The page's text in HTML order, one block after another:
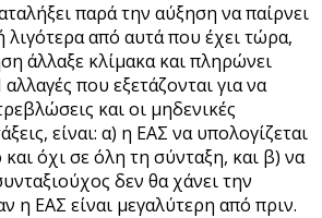
παρά την αύξηση να παίρνει
από αυτά που έχει τώρα,
άλλαξε κλίμακα και πληρώνει
που εξετάζονται για να
και οι μηδενικές
είναι: α) η ΕΑΣ να υπολογίζεται
όχι σε όλη τη σύνταξη, και β) να
δεν θα χάνει την
η ΕΑΣ είναι μεγαλύτερη από πριν.